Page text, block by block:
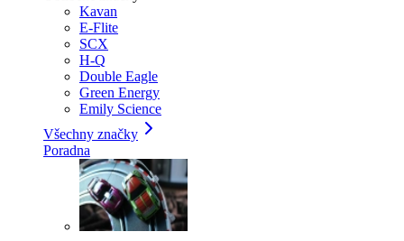
Kavan
E-Flite
SCX
H-Q
Double Eagle
Green Energy
Emily Science
Všechny značky
Poradna